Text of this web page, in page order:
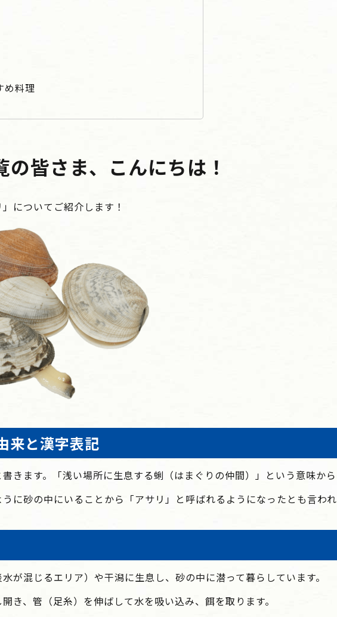
め料理
の皆さま、こんにちは！
についてご紹介します！
来と漢字表記
きます。「浅い場所に生息する蜊（はまぐりの仲間）」という意味か
に砂の中にいることから「アサリ」と呼ばれるようになったとも言わ
が混じるエリア）や干潟に生息し、砂の中に潜って暮らしています。
き、管（足糸）を伸ばして水を吸い込み、餌を取ります。